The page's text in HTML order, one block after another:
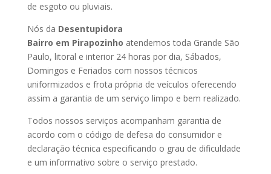
de esgoto ou pluviais.
Nós da Desentupidora
Bairro em Pirapozinho atendemos toda Grande São
Paulo, litoral e interior 24 horas por dia, Sábados,
Domingos e Feriados com nossos técnicos
uniformizados e frota própria de veículos oferecendo
assim a garantia de um serviço limpo e bem realizado.
Todos nossos serviços acompanham garantia de
acordo com o código de defesa do consumidor e
declaração técnica especificando o grau de dificuldade
e um informativo sobre o serviço prestado.